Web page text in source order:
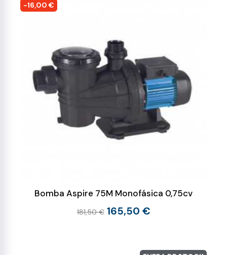
-16,00 €
Bomba Aspire 75M Monofásica 0,75cv
181,50 € 165,50 €